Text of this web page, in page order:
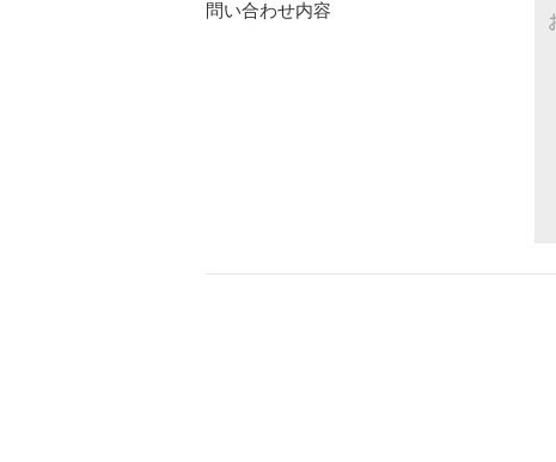
問い合わせ内容